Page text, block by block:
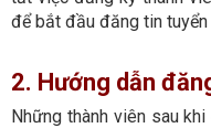
để bắt đầu đăng tin tuyển
2. Hướng dẫn
Những thành viên sau